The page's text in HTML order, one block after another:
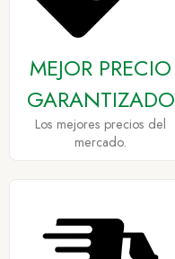
MEJOR PRECIO
GARANTIZADO
Los mejores precios del
mercado.